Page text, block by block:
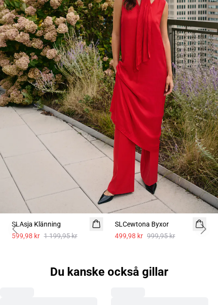
-50%
SLAsja Klänning
599,98 kr 1 199,95 kr
SLCewtona Byxor
499,98 kr 999,95 kr
Previous slide Next
Du kanske också gillar